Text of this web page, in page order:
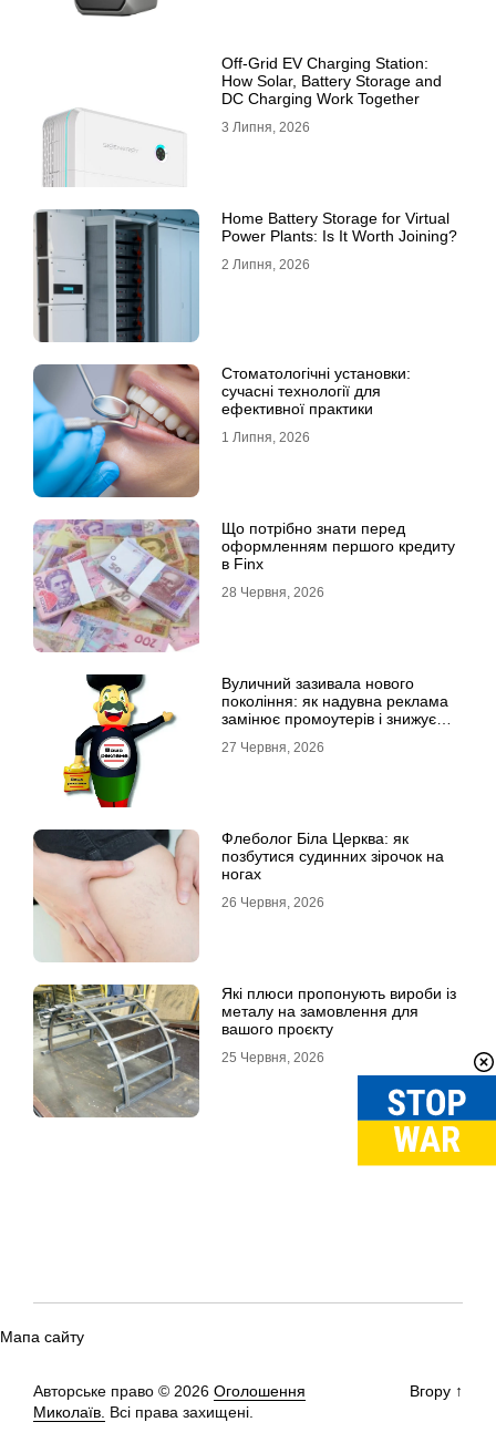
Off-Grid EV Charging Station:
How Solar, Battery Storage and
DC Charging Work Together
3 Липня, 2026
Home Battery Storage for Virtual
Power Plants: Is It Worth Joining?
2 Липня, 2026
Стоматологічні установки:
сучасні технології для
ефективної практики
1 Липня, 2026
Що потрібно знати перед
оформленням першого кредиту
в Finx
28 Червня, 2026
Вуличний зазивала нового
покоління: як надувна реклама
замінює промоутерів і знижує
27 Червня, 2026
Флеболог Біла Церква: як
позбутися судинних зірочок на
ногах
26 Червня, 2026
Які плюси пропонують вироби із
металу на замовлення для
вашого проєкту
25 Червня, 2026
Мапа сайту
Авторське право © 2026 Оголошення
Миколаїв. Всі права захищені.
Вгору ↑